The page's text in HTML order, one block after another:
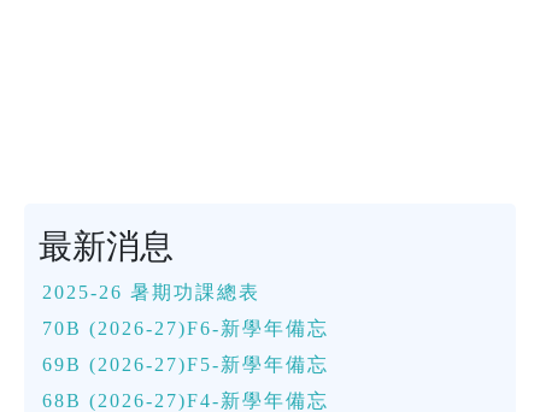
最新消息
2025-26 暑期功課總表
70B (2026-27)F6-新學年備忘
69B (2026-27)F5-新學年備忘
68B (2026-27)F4-新學年備忘